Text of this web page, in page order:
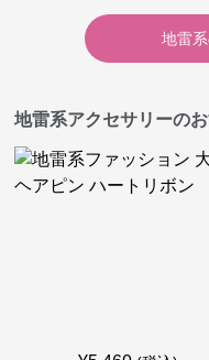
地雷系
地雷系アクセサリーの